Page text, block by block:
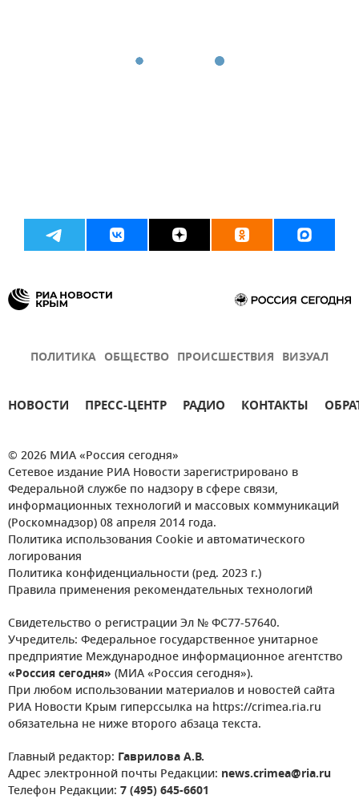
ПОЛИТИКА ОБЩЕСТВО ПРОИСШЕСТВИЯ ВИЗУАЛ
НОВОСТИ ПРЕСС-ЦЕНТР РАДИО КОНТАКТЫ
© 2026 МИА «Россия сегодня»
Сетевое издание РИА Новости зарегистрировано в
Федеральной службе по надзору в сфере связи,
информационных технологий и массовых коммуникаций
(Роскомнадзор) 08 апреля 2014 года.
Политика использования Cookie и автоматического
логирования
Политика конфиденциальности (ред. 2023 г.)
Правила применения рекомендательных технологий
Свидетельство о регистрации Эл № ФС77-57640.
Учредитель: Федеральное государственное унитарное
предприятие Международное информационное агентство
«Россия сегодня» (МИА «Россия сегодня»).
При любом использовании материалов и новостей сайта
РИА Новости Крым гиперссылка на https://crimea.ria.ru
обязательна не ниже второго абзаца текста.
Главный редактор: Гаврилова А.В.
Адрес электронной почты Редакции: news.crimea@ria.ru
Телефон Редакции: 7 (495) 645-6601